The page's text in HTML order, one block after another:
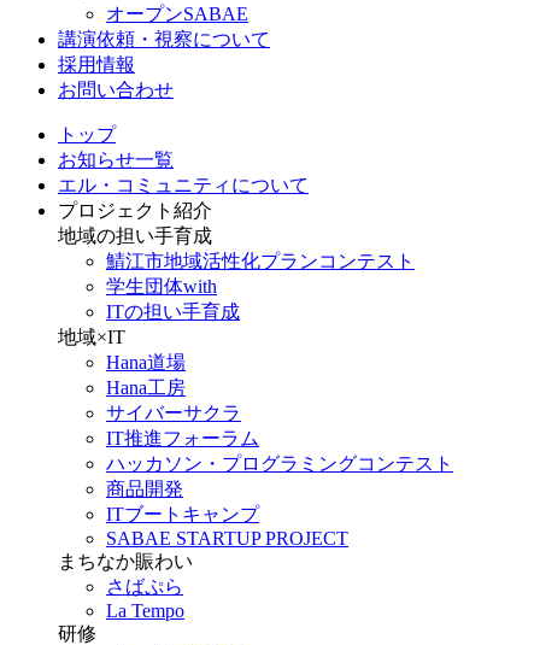
オープンSABAE
講演依頼・視察について
採用情報
お問い合わせ
トップ
お知らせ一覧
エル・コミュニティについて
プロジェクト紹介
地域の担い手育成
鯖江市地域活性化プランコンテスト
学生団体with
ITの担い手育成
地域×IT
Hana道場
Hana工房
サイバーサクラ
IT推進フォーラム
ハッカソン・プログラミングコンテスト
商品開発
ITブートキャンプ
SABAE STARTUP PROJECT
まちなか賑わい
さばぷら
La Tempo
研修